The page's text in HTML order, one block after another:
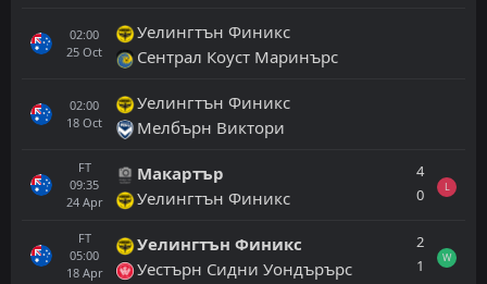
02:00
25 Oct
Уелингтън Финикс
Сентрал Коуст Маринърс
02:00
18 Oct
Уелингтън Финикс
Мелбърн Виктори
FT
09:35
24 Apr
Макартър
Уелингтън Финикс
4
0
L
FT
05:00
18 Apr
Уелингтън Финикс
Уестърн Сидни Уондърърс
2
1
W